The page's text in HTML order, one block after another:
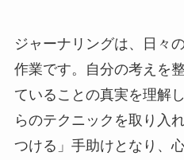
ジャーナリングは、日々
作業です。自分の考えを
ていることの真実を理解
らのテクニックを取り入
つける」手助けとなり、